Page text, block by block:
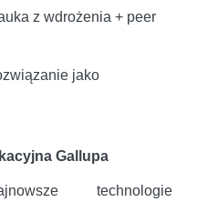
z wdrożenia + peer
jako
Gallupa
technologie